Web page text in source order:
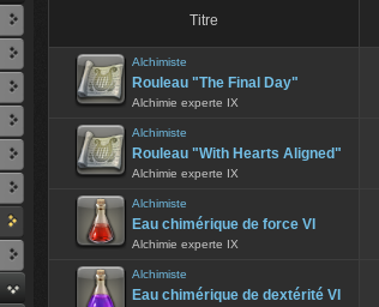
Titre
Alchimiste
Rouleau "The Final Day"
Alchimie experte IX
Alchimiste
Rouleau "With Hearts Aligned"
Alchimie experte IX
Alchimiste
Eau chimérique de force VI
Alchimie experte IX
Alchimiste
Eau chimérique de dextérité VI